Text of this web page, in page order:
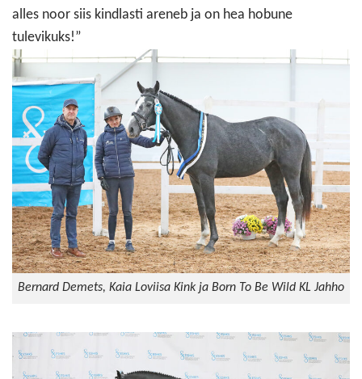
alles noor siis kindlasti areneb ja on hea hobune
tulevikuks!”
Bernard Demets, Kaia Loviisa Kink ja Born To Be Wild KL Jahho